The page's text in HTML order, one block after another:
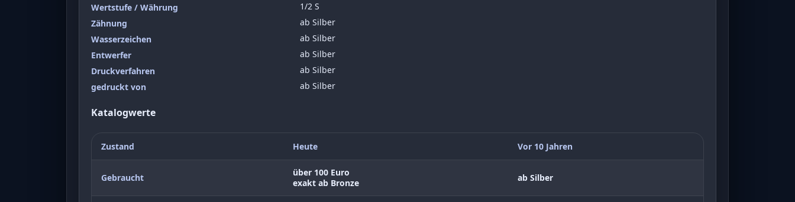
Wertstufe / Währung
1/2 S
Zähnung
ab Silber
Wasserzeichen
ab Silber
Entwerfer
ab Silber
Druckverfahren
ab Silber
gedruckt von
ab Silber
Katalogwerte
Zustand Heute Vor 10 Jahren
Gebraucht
über 100 Euro
exakt ab Bronze
ab Silber